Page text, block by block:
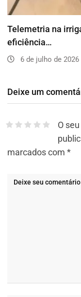
Telemetria na
eficiência…
6 de julho de 2026
Deixe um
O
marcados com *